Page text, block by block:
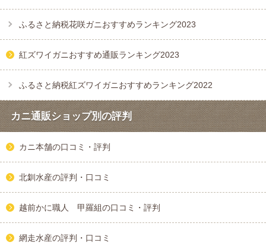
ふるさと納税花咲ガニおすすめランキング2023
紅ズワイガニおすすめ通販ランキング2023
ふるさと納税紅ズワイガニおすすめランキング2022
カニ通販ショップ別の評判
カニ本舗の口コミ・評判
北釧水産の評判・口コミ
越前かに職人 甲羅組の口コミ・評判
網走水産の評判・口コミ